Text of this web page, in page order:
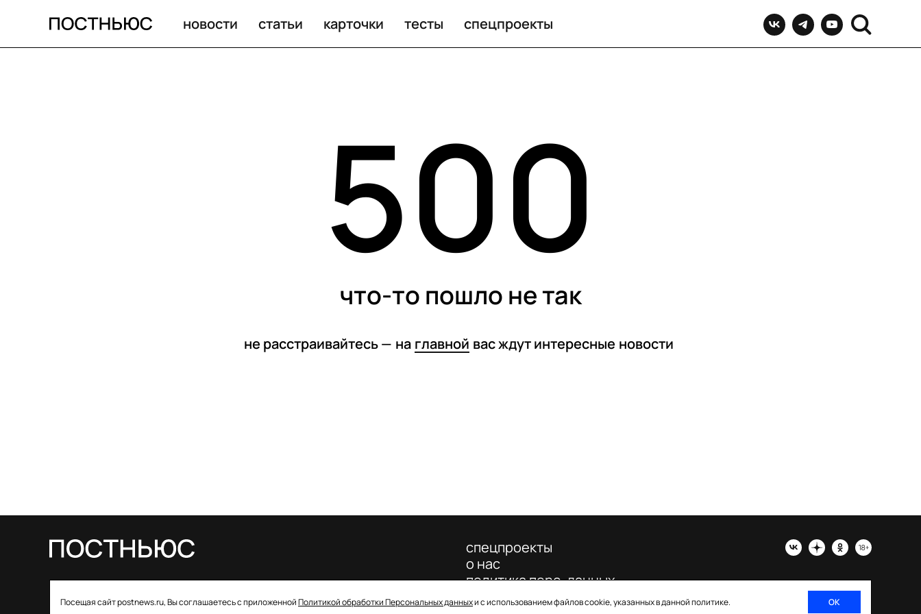
новости статьи карточки тесты спецпроекты
500
что-то пошло не так
не расстраивайтесь — на главной вас ждут интересные новости
Посещая сайт postnews.ru, Вы соглашаетесь с приложеннойПолитикой обработки Персональных данныхи с использованием файлов cookie, указанных в данной политике. ОК
о регистрации СМИ: ЭЛ № ФС 77–85757 от 22 августа
спецпроекты
о нас
политика перс. данных